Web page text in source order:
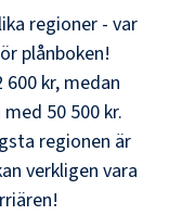
regioner - var
plånboken!
600 kr, medan
med 50 500 kr.
regionen är
verkligen vara